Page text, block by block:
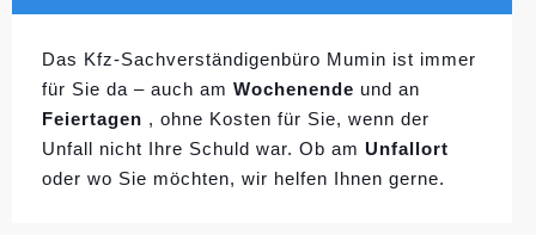
Das Kfz-Sachverständigenbüro Mumin ist immer
für Sie da – auch am Wochenende und an
Feiertagen , ohne Kosten für Sie, wenn der
Unfall nicht Ihre Schuld war. Ob am Unfallort
oder wo Sie möchten, wir helfen Ihnen gerne.